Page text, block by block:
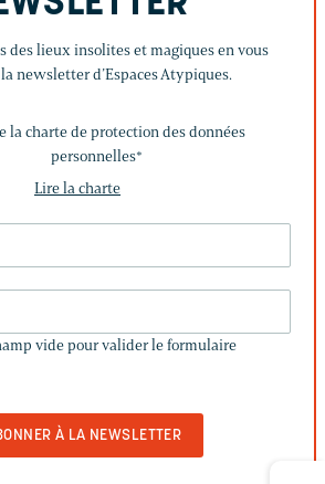
des lieux insolites et magiques en vous
newsletter d’Espaces Atypiques.
la charte de protection des données
personnelles*
Lire la charte
CHAMP
vide pour valider le formulaire